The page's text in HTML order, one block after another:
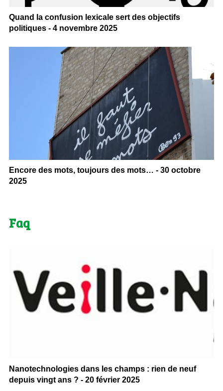
Quand la confusion lexicale sert des objectifs
politiques - 4 novembre 2025
Encore des mots, toujours des mots… - 30 octobre
2025
Faq
Nanotechnologies dans les champs : rien de neuf
depuis vingt ans ? - 20 février 2025